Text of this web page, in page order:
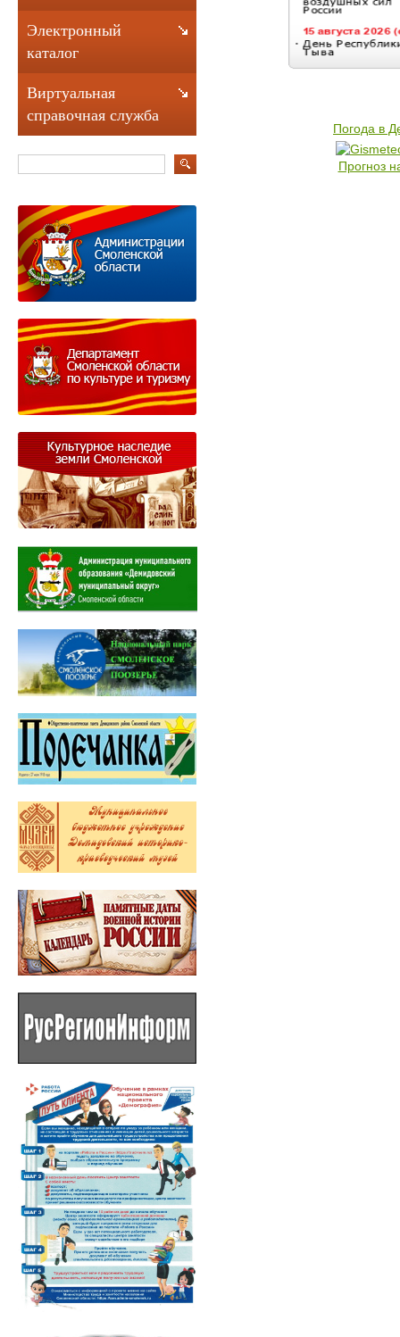
Погода в
Прогноз
Электронный
каталог
Виртуальная
справочная служба